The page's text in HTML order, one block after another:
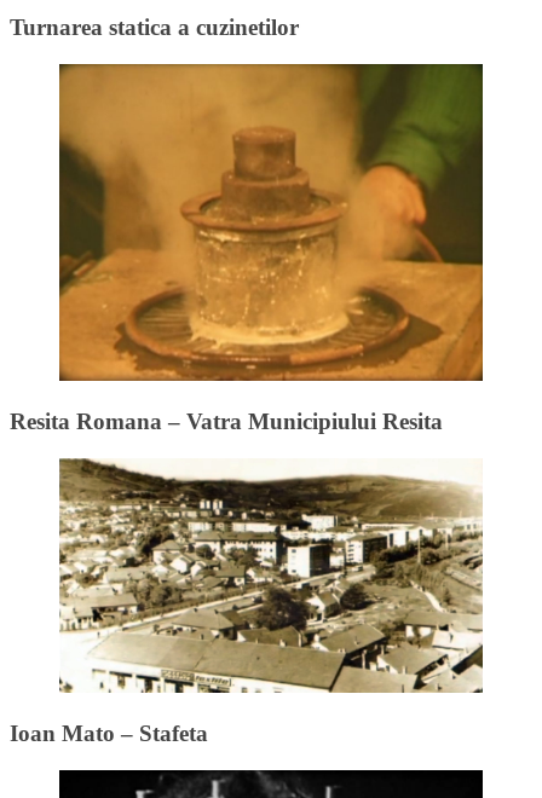
Turnarea statica a cuzinetilor
Resita Romana – Vatra Municipiului Resita
Ioan Mato – Stafeta